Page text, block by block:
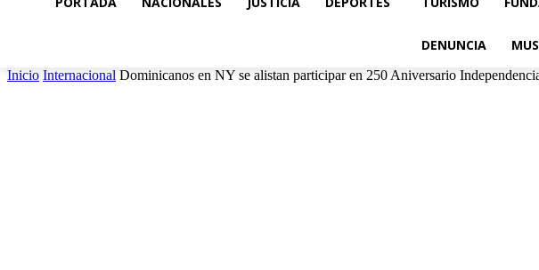
DENUNCIA
Inicio Internacional Dominicanos en NY se alistan participar en 250 Aniversario